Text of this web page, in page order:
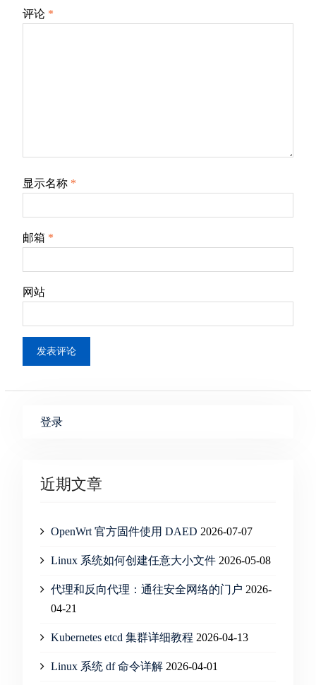
评论 *
显示名称 *
邮箱 *
网站
登录
近期文章
OpenWrt 官方固件使用 DAED 2026-07-07
Linux 系统如何创建任意大小文件 2026-05-08
代理和反向代理：通往安全网络的门户 2026-
04-21
Kubernetes etcd 集群详细教程 2026-04-13
Linux 系统 df 命令详解 2026-04-01